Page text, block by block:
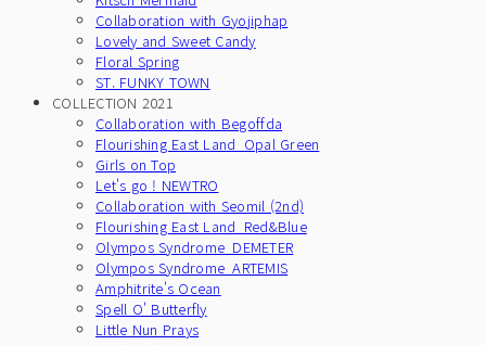
Collaboration with Gyojiphap
Lovely and Sweet Candy
Floral Spring
ST. FUNKY TOWN
COLLECTION 2021
Collaboration with Begoffda
Flourishing East Land_Opal Green
Girls on Top
Let's go ! NEWTRO
Collaboration with Seomil (2nd)
Flourishing East Land_Red&Blue
Olympos Syndrome_DEMETER
Olympos Syndrome_ARTEMIS
Amphitrite's Ocean
Spell O' Butterfly
Little Nun Prays